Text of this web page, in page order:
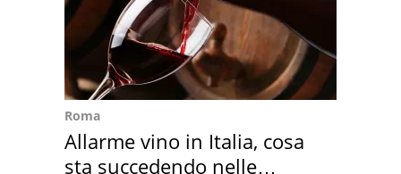
Roma
Allarme vino in Italia, cosa
sta succedendo nelle